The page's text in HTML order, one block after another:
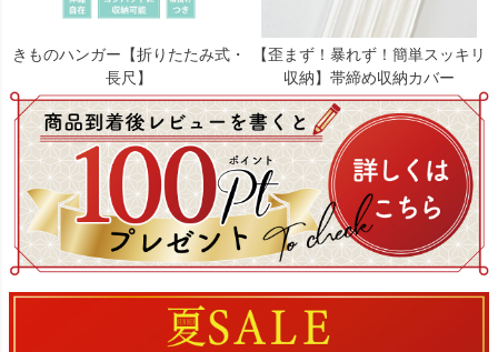
きものハンガー【折りたたみ式・
長尺】
【歪まず！暴れず！簡単スッキリ
収納】帯締め収納カバー